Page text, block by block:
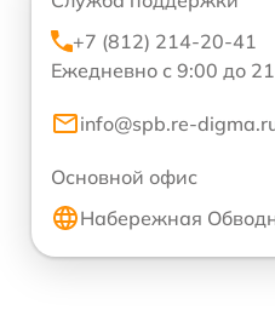
+7 (812) 214-20-41
Ежедневно с 9:00 до
info@spb.re-
Основной офис
Набережная